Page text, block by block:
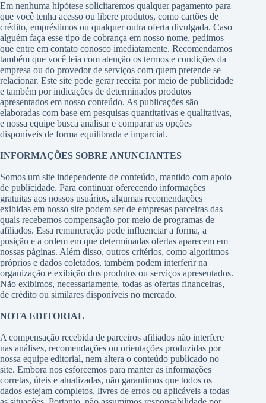
Em nenhuma hipótese solicitaremos qualquer pagamento para
que você tenha acesso ou libere produtos, como cartões de
crédito, empréstimos ou qualquer outra oferta divulgada. Caso
alguém faça esse tipo de cobrança em nosso nome, pedimos
que entre em contato conosco imediatamente. Recomendamos
também que você leia com atenção os termos e condições da
empresa ou do provedor de serviços com quem pretende se
relacionar. Este site pode gerar receita por meio de publicidade
e também por indicações de determinados produtos
apresentados em nosso conteúdo. As publicações são
elaboradas com base em pesquisas quantitativas e qualitativas,
e nossa equipe busca analisar e comparar as opções
disponíveis de forma equilibrada e imparcial.
INFORMAÇÕES SOBRE ANUNCIANTES
Somos um site independente de conteúdo, mantido com apoio
de publicidade. Para continuar oferecendo informações
gratuitas aos nossos usuários, algumas recomendações
exibidas em nosso site podem ser de empresas parceiras das
quais recebemos compensação por meio de programas de
afiliados. Essa remuneração pode influenciar a forma, a
posição e a ordem em que determinadas ofertas aparecem em
nossas páginas. Além disso, outros critérios, como algoritmos
próprios e dados coletados, também podem interferir na
organização e exibição dos produtos ou serviços apresentados.
Não exibimos, necessariamente, todas as ofertas financeiras,
de crédito ou similares disponíveis no mercado.
NOTA EDITORIAL
A compensação recebida de parceiros afiliados não interfere
nas análises, recomendações ou orientações produzidas por
nossa equipe editorial, nem altera o conteúdo publicado no
site. Embora nos esforcemos para manter as informações
corretas, úteis e atualizadas, não garantimos que todos os
dados estejam completos, livres de erros ou aplicáveis a todas